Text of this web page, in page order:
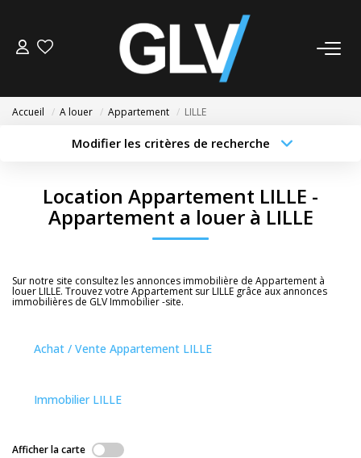
SYNDIC
NOS AGENCES
Accueil A louer Appartement LILLE
Modifier les critères de recherche
Sélectionnez...
Type de bien
Surface min
Créer une alerte
Location Appartement LILLE -
Appartement a louer à LILLE
Sur notre site consultez les annonces immobilière de Appartement à
louer LILLE. Trouvez votre Appartement sur LILLE grâce aux annonces
immobilières de GLV Immobilier -site.
Achat / Vente Appartement LILLE
Immobilier LILLE
Afficher la carte